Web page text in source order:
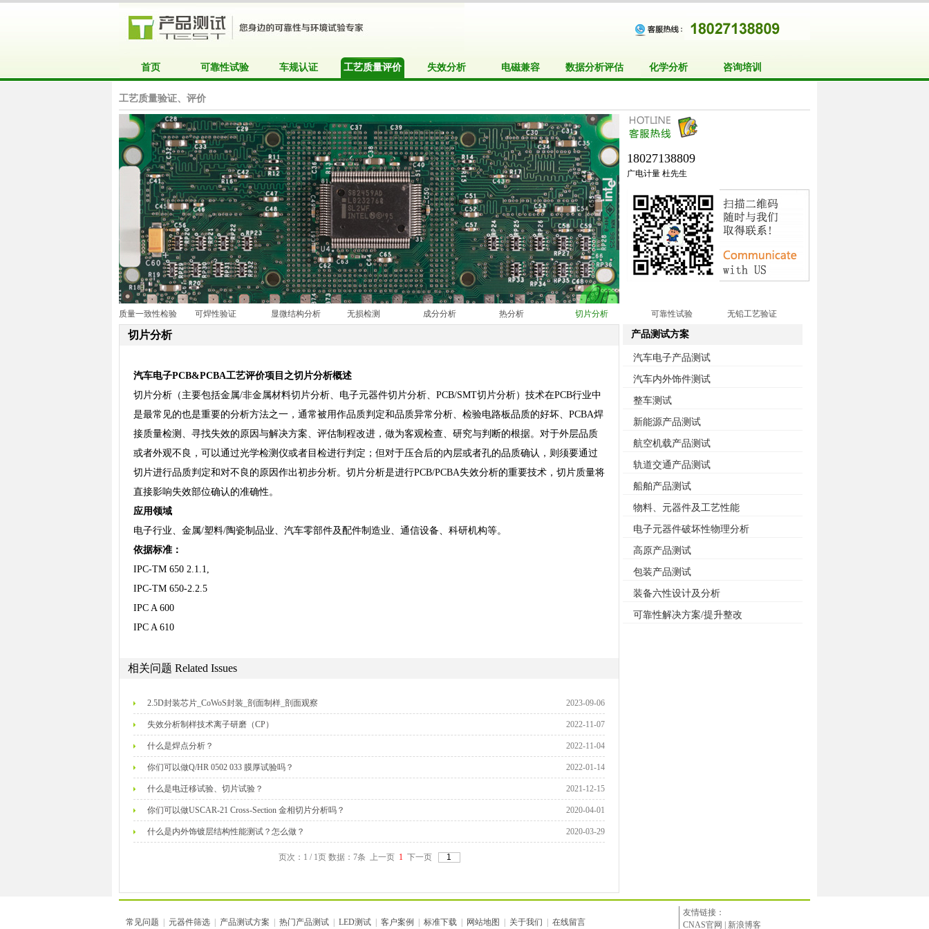
首页 可靠性试验 车规认证 工艺质量评价 失效分析 电磁兼容 数据分析评估 化学分析 咨询培训
工艺质量验证、评价
18027138809
广电计量 杜先生
质量一致性检验 可焊性验证 显微结构分析 无损检测 成分分析 热分析 切片分析 可靠性试验 无铅工艺验证
切片分析
汽车电子PCB&PCBA工艺评价项目之切片分析概述
切片分析（主要包括金属/非金属材料切片分析、电子元器件切片分析、PCB/SMT切片分析）技术在PCB行业中
是最常见的也是重要的分析方法之一，通常被用作品质判定和品质异常分析、检验电路板品质的好坏、PCBA焊
接质量检测、寻找失效的原因与解决方案、评估制程改进，做为客观检查、研究与判断的根据。对于外层品质
或者外观不良，可以通过光学检测仪或者目检进行判定；但对于压合后的內层或者孔的品质确认，则须要通过
切片进行品质判定和对不良的原因作出初步分析。切片分析是进行PCB/PCBA失效分析的重要技术，切片质量将
直接影响失效部位确认的准确性。
应用领域
电子行业、金属/塑料/陶瓷制品业、汽车零部件及配件制造业、通信设备、科研机构等。
依据标准：
IPC-TM 650 2.1.1,
IPC-TM 650-2.2.5
IPC A 600
IPC A 610
相关问题 Related Issues
2023-09-06
2.5D封装芯片_CoWoS封装_剖面制样_剖面观察
2022-11-07
失效分析制样技术离子研磨（CP）
2022-11-04
什么是焊点分析？
2022-01-14
你们可以做Q/HR 0502 033 膜厚试验吗？
2021-12-15
什么是电迁移试验、切片试验？
2020-04-01
你们可以做USCAR-21 Cross-Section 金相切片分析吗？
2020-03-29
什么是内外饰镀层结构性能测试？怎么做？
页次：1 / 1页 数据：7条 上一页 1下一页
产品测试方案
汽车电子产品测试
汽车内外饰件测试
整车测试
新能源产品测试
航空机载产品测试
轨道交通产品测试
船舶产品测试
物料、元器件及工艺性能
电子元器件破坏性物理分析
高原产品测试
包装产品测试
装备六性设计及分析
可靠性解决方案/提升整改
常见问题 元器件筛选 产品测试方案 热门产品测试 LED测试 客户案例 标准下载 网站地图 关于我们 在线留言
友情链接：
CNAS官网
新浪博客